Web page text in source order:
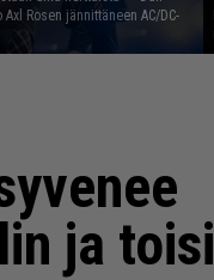
Rosen jännittäneen AC/DC-
ja